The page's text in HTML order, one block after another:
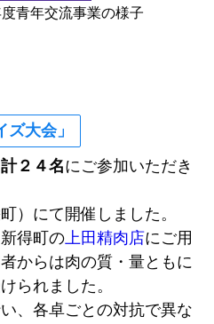
青年交流事業の様子
ズ大会」
計２４名にご参加いただき
）にて開催しました。
得町の上田精肉店にご用
からは肉の質・量ともに
られました。
、各卓ごとの対抗で異な